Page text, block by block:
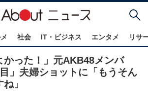
社会 IT・ビジネス エンタメ リサ
かった！」元AKB48メンバ
」夫婦ショットに「もうそん
」